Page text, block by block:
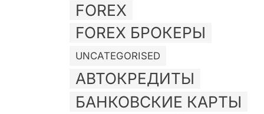
FOREX
FOREX БРОКЕРЫ
UNCATEGORISED
АВТОКРЕДИТЫ
БАНКОВСКИЕ КАРТЫ